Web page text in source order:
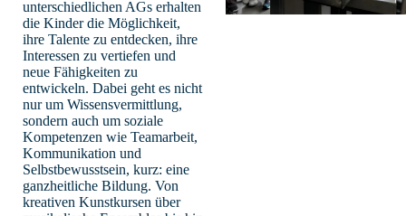
unterschiedlichen AGs erhalten
die Kinder die Möglichkeit,
ihre Talente zu entdecken, ihre
Interessen zu vertiefen und
neue Fähigkeiten zu
entwickeln. Dabei geht es nicht
nur um Wissensvermittlung,
sondern auch um soziale
Kompetenzen wie Teamarbeit,
Kommunikation und
Selbstbewusstsein, kurz: eine
ganzheitliche Bildung. Von
kreativen Kunstkursen über